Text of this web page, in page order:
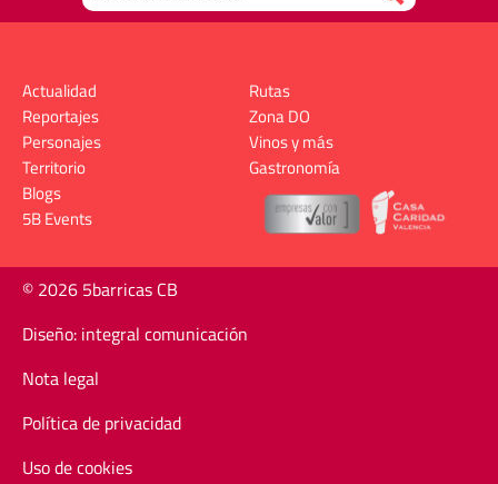
Actualidad
Reportajes
Personajes
Territorio
Rutas
Zona DO
Vinos y más
Gastronomía
Blogs
5B Events
© 2026 5barricas CB
Diseño: integral comunicación
Nota legal
Política de privacidad
Uso de cookies